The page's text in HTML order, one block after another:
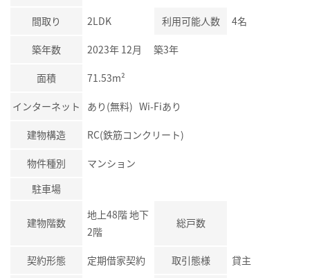
間取り 2LDK 利用可能人数 4名
築年数 2023年 12月 築3年
面積 71.53m²
インターネット あり(無料) Wi-Fiあり
建物構造 RC(鉄筋コンクリート)
物件種別
マンション
駐車場
建物階数
地上48階 地下
2階
総戸数
契約形態 定期借家契約 取引態様 貸主